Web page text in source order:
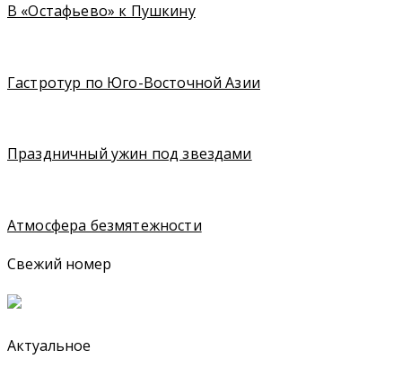
В «Остафьево» к Пушкину
Гастротур по Юго-Восточной Азии
Праздничный ужин под звездами
Атмосфера безмятежности
Свежий номер
Актуальное